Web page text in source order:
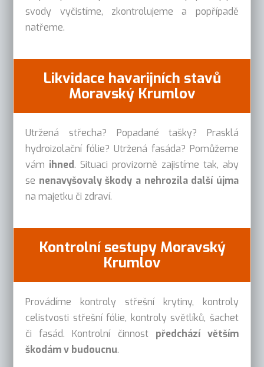
svody vyčistíme, zkontrolujeme a popřípadě
natřeme.
Likvidace havarijních stavů
Moravský Krumlov
Utržená střecha? Popadané tašky? Prasklá
hydroizolační fólie? Utržená fasáda? Pomůžeme
vám ihned. Situaci provizorně zajistíme tak, aby
se nenavyšovaly škody a nehrozila další újma
na majetku či zdraví.
Kontrolní sestupy Moravský
Krumlov
Provádíme kontroly střešní krytiny, kontroly
celistvosti střešní fólie, kontroly světlíků, šachet
či fasád. Kontrolní činnost předchází větším
škodám v budoucnu.